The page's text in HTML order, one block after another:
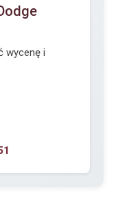
wycenę i